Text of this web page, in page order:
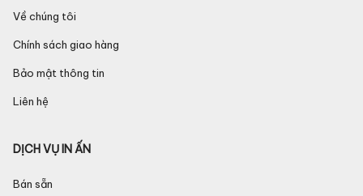
Về chúng tôi
Chính sách giao hàng
Bảo mật thông tin
Liên hệ
DỊCH VỤ IN ẤN
Bán sẵn